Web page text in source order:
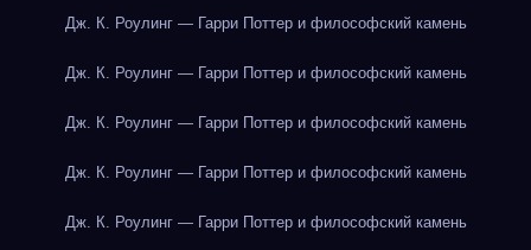
Дж. К. Роулинг — Гарри Поттер и философский камень
Дж. К. Роулинг — Гарри Поттер и философский камень
Дж. К. Роулинг — Гарри Поттер и философский камень
Дж. К. Роулинг — Гарри Поттер и философский камень
Дж. К. Роулинг — Гарри Поттер и философский камень